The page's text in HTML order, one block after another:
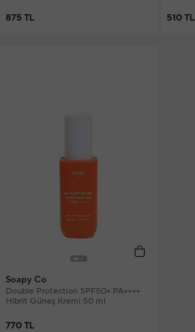
875 TL 510 TL
Soapy Co
Double Protection SPF50+ PA++++
Hibrit Güneş Kremi 50 ml
770 TL